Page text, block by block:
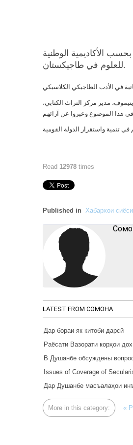
الأكاديمية الوطنية
للعلوم في طاجيكستان.
مدير مركز التراث الكتابي،
Read 12978 times
Published in Хабархои сиёси
LATEST FROM CОМОНА
Дар бораи як китоби дарсӣ
Раёсати Вазорати корҳои
В Душанбе обсуждены
Issues of Coverage of
Дар Душанбе масъалаҳои
More in this category: «